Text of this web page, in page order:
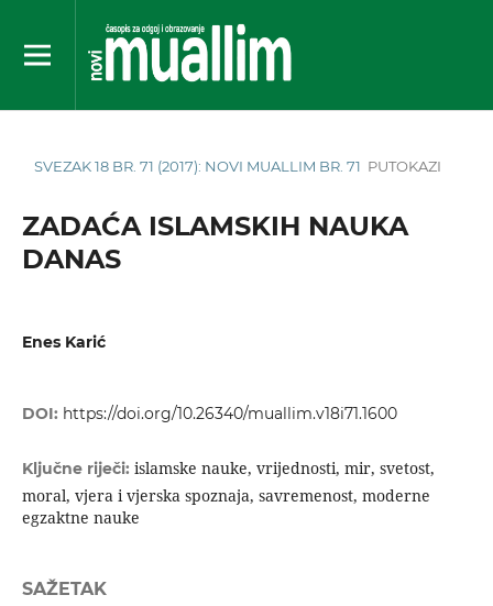
SVEZAK 18 BR. 71 (2017): NOVI MUALLIM BR. 71 PUTOKAZI
ZADAĆA ISLAMSKIH NAUKA
DANAS
Enes Karić
DOI: https://doi.org/10.26340/muallim.v18i71.1600
Ključne riječi: islamske nauke, vrijednosti, mir, svetost,
moral, vjera i vjerska spoznaja, savremenost, moderne
egzaktne nauke
SAŽETAK